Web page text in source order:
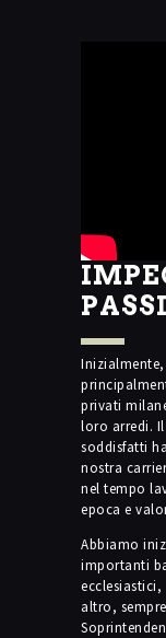
privati
loro arredi.
soddisfatti
nostra
nel tempo
epoca e
Abbiamo
importanti
altro,